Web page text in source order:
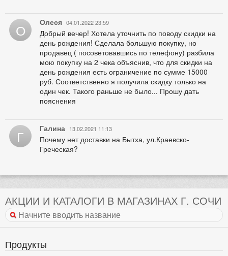
О Олеся 04.01.2022 23:59
Добрый вечер! Хотела уточнить по поводу скидки на
день рождения! Сделала большую покупку, но
продавец ( посоветовавшись по телефону) разбила
мою покупку на 2 чека объяснив, что для скидки на
день рождения есть ограничение по сумме 15000
руб. Соответственно я получила скидку только на
один чек. Такого раньше не было... Прошу дать
пояснения
Г Галина 13.02.2021 11:13
Почему нет доставки на Бытха, ул.Краевско-
Греческая?
АКЦИИ И КАТАЛОГИ В МАГАЗИНАХ Г. СОЧИ
Продукты